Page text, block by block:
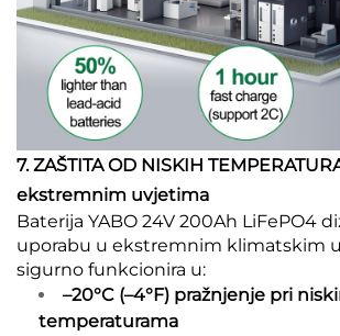
7. ZAŠTITA OD NISKIH
ekstremnim uvjetima
Baterija YABO 24V 200Ah LiFePO4
uporabu u ekstremnim klimatskim
sigurno funkcionira u:
–20°C (–4°F) pražnjenje pri
temperaturama